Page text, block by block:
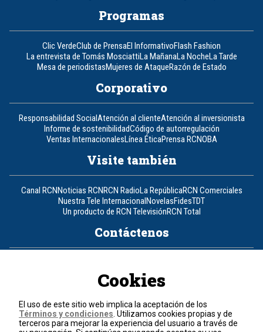
Programas
Clic VerdeClub de PrensaEl InformativoFlash Fashion
La entrevista de Tomás MosciattiLa MañanaLa NocheLa Tarde
Mesa de periodistasMujeres de AtaqueRazón de Estado
Corporativo
Responsabilidad SocialAtención al clienteAtención al inversionista
Informe de sostenibilidadCódigo de autorregulación
Ventas InternacionalesLínea ÉticaPrensa RCNOBA
Visite también
Canal RCNNoticias RCNRCN RadioLa RepúblicaRCN Comerciales
Nuestra Tele InternacionalNovelasFidesTDT
Un producto de RCN TelevisiónRCN Total
Contáctenos
Política de cookies
Términos y condiciones
Cookies
El uso de este sitio web implica la aceptación de los
Términos y condiciones . Utilizamos cookies propias y de
terceros para mejorar la experiencia del usuario a través de